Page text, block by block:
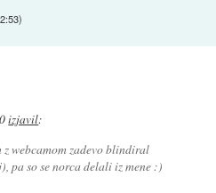
)
izjavil:
webcamom zadevo blindiral
pa so se norca delali iz mene :)